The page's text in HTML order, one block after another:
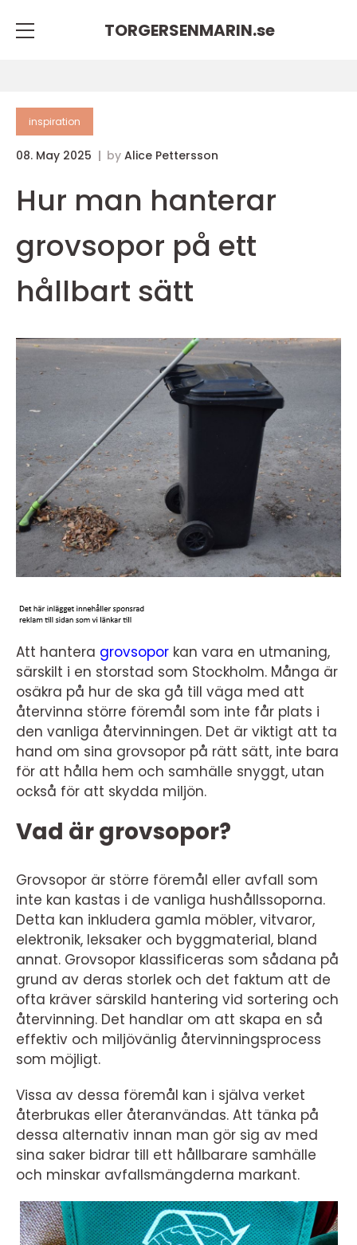
TORGERSENMARIN.se
inspiration
08. May 2025 by Alice Pettersson
Hur man hanterar
grovsopor på ett
hållbart sätt
Att hantera grovsopor kan vara en utmaning,
särskilt i en storstad som Stockholm. Många är
osäkra på hur de ska gå till väga med att
återvinna större föremål som inte får plats i
den vanliga återvinningen. Det är viktigt att ta
hand om sina grovsopor på rätt sätt, inte bara
för att hålla hem och samhälle snyggt, utan
också för att skydda miljön.
Vad är grovsopor?
Grovsopor är större föremål eller avfall som
inte kan kastas i de vanliga hushållssoporna.
Detta kan inkludera gamla möbler, vitvaror,
elektronik, leksaker och byggmaterial, bland
annat. Grovsopor klassificeras som sådana på
grund av deras storlek och det faktum att de
ofta kräver särskild hantering vid sortering och
återvinning. Det handlar om att skapa en så
effektiv och miljövänlig återvinningsprocess
som möjligt.
Vissa av dessa föremål kan i själva verket
återbrukas eller återanvändas. Att tänka på
dessa alternativ innan man gör sig av med
sina saker bidrar till ett hållbarare samhälle
och minskar avfallsmängderna markant.